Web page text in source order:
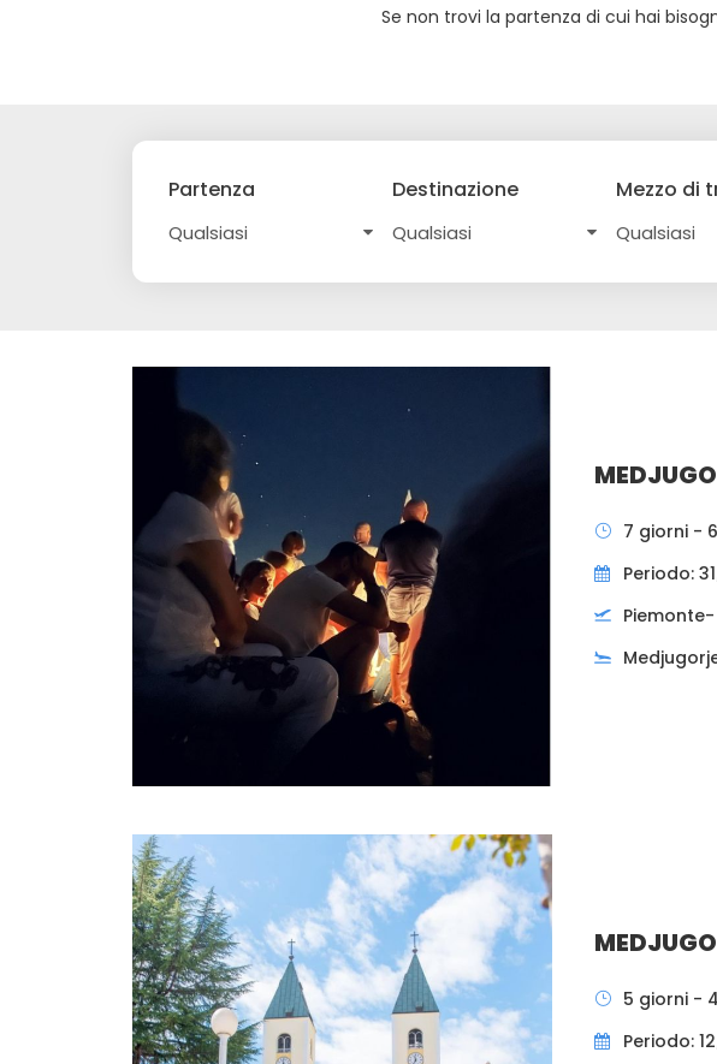
Se non trovi la partenza di cui hai
Partenza Destinazione Mezzo di
7 giorni -
Periodo:
5 giorni -
Periodo: